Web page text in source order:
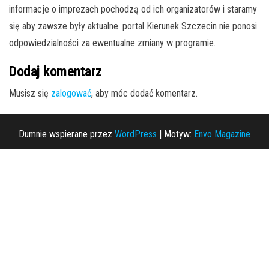
informacje o imprezach pochodzą od ich organizatorów i staramy
się aby zawsze były aktualne. portal Kierunek Szczecin nie ponosi
odpowiedzialności za ewentualne zmiany w programie.
Dodaj komentarz
Musisz się zalogować, aby móc dodać komentarz.
Dumnie wspierane przez WordPress Motyw: Envo Magazine